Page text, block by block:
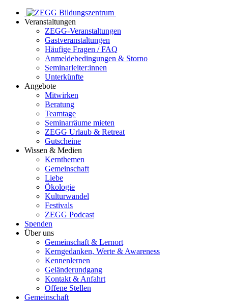
Veranstaltungen
ZEGG-Veranstaltungen
Gastveranstaltungen
Häufige Fragen / FAQ
Anmeldebedingungen & Storno
Seminarleiter:innen
Unterkünfte
Angebote
Mitwirken
Beratung
Teamtage
Seminarräume mieten
ZEGG Urlaub & Retreat
Gutscheine
Wissen & Medien
Kernthemen
Gemeinschaft
Liebe
Ökologie
Kulturwandel
Festivals
ZEGG Podcast
Spenden
Über uns
Gemeinschaft & Lernort
Kerngedanken, Werte & Awareness
Kennenlernen
Geländerundgang
Kontakt & Anfahrt
Offene Stellen
Gemeinschaft